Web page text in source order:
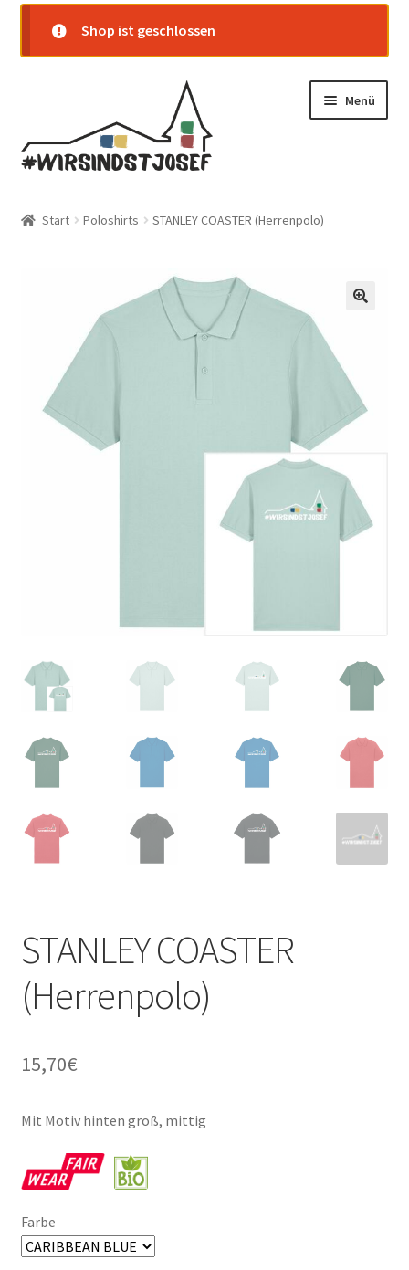
Shop ist geschlossen
springen
springen
Menü
Mein Konto
Start Poloshirts STANLEY COASTER (Herrenpolo)
STANLEY COASTER
(Herrenpolo)
15,70€
Mit Motiv hinten groß, mittig
Farbe